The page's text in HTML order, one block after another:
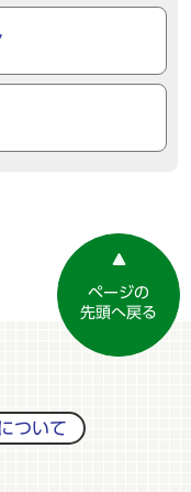
ページの
先頭へ戻る
ついて